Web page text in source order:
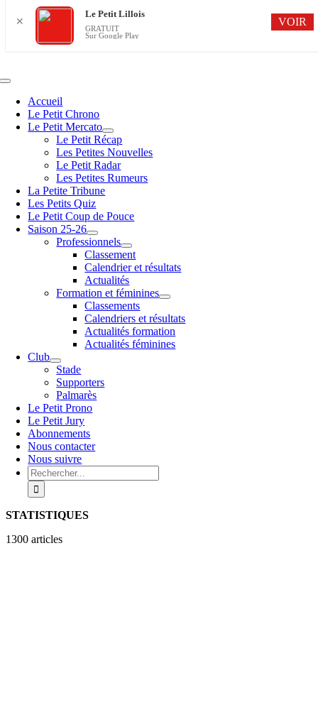
contenu
Navigation
basculeAccueil
Le Petit Chrono
Le Petit Mercato
Le Petit Récap
Les Petites Nouvelles
Le Petit Radar
Les Petites Rumeurs
La Petite Tribune
Les Petits Quiz
Le Petit Coup de Pouce
Saison 25-26
Professionnels
Classement
Calendrier et résultats
Actualités
Formation et féminines
Classements
Calendriers et résultats
Actualités formation
Actualités féminines
Club
Stade
Supporters
Palmarès
Le Petit Prono
Le Petit Jury
Abonnements
Nous contacter
Nous suivre
Rechercher:
STATISTIQUES
1300 articles
✕
Le Petit Lillois
GRATUIT
Sur Google Play
VOIR